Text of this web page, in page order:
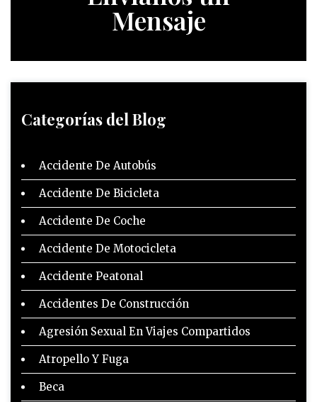
Mensaje
Categorías del Blog
Accidente De Autobús
Accidente De Bicicleta
Accidente De Coche
Accidente De Motocicleta
Accidente Peatonal
Accidentes De Construcción
Agresión Sexual En Viajes Compartidos
Atropello Y Fuga
Beca